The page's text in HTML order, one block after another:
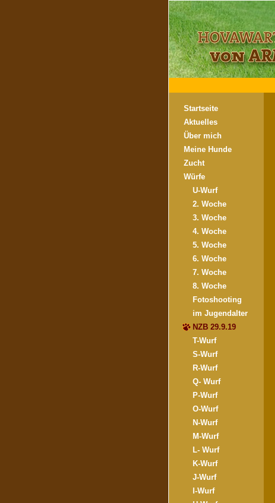
Startseite
Aktuelles
Über mich
Meine Hunde
Zucht
Würfe
U-Wurf
2. Woche
3. Woche
4. Woche
5. Woche
6. Woche
7. Woche
8. Woche
Fotoshooting
im Jugendalter
NZB 29.9.19
T-Wurf
S-Wurf
R-Wurf
Q- Wurf
P-Wurf
O-Wurf
N-Wurf
M-Wurf
L- Wurf
K-Wurf
J-Wurf
I-Wurf